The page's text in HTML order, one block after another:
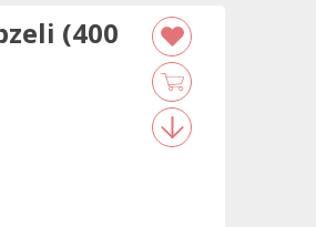
(400